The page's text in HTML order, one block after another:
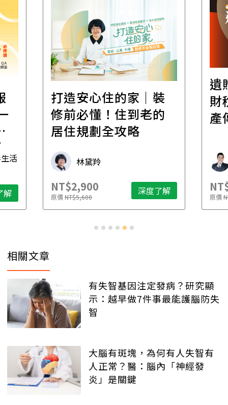
活
解
打造安心住的家｜裝
修前必懂！住到老的
居住規劃全攻略
林黛羚
NT$2,900
原價NT$5,600 深度了解
遺
財
產
原價
相關文章
有失智基因注定發病？研究顯
示：越早做7件事最能護腦防失
智
大腦有斑塊，為何有人失智有
人正常？醫：腦內「神經發
炎」是關鍵